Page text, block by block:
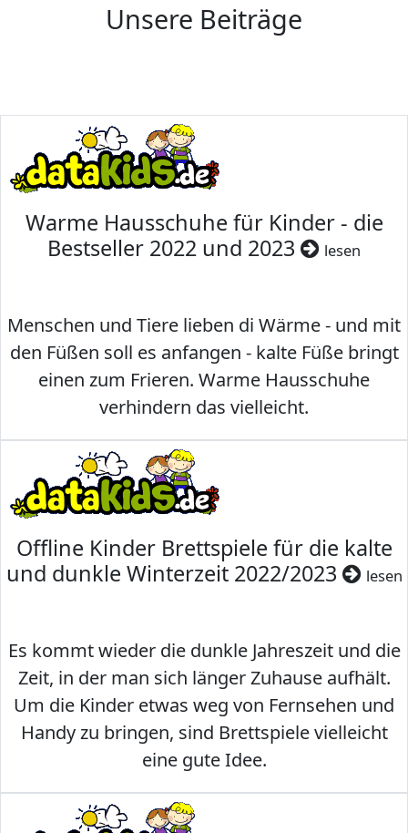
Unsere Beiträge
Warme Hausschuhe für Kinder - die
Bestseller 2022 und 2023
lesen
Menschen und Tiere lieben di Wärme - und mit
den Füßen soll es anfangen - kalte Füße bringt
einen zum Frieren. Warme Hausschuhe
verhindern das vielleicht.
Offline Kinder Brettspiele für die kalte
und dunkle Winterzeit 2022/2023
lesen
Es kommt wieder die dunkle Jahreszeit und die
Zeit, in der man sich länger Zuhause aufhält.
Um die Kinder etwas weg von Fernsehen und
Handy zu bringen, sind Brettspiele vielleicht
eine gute Idee.